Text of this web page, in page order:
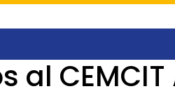
al CEMCIT